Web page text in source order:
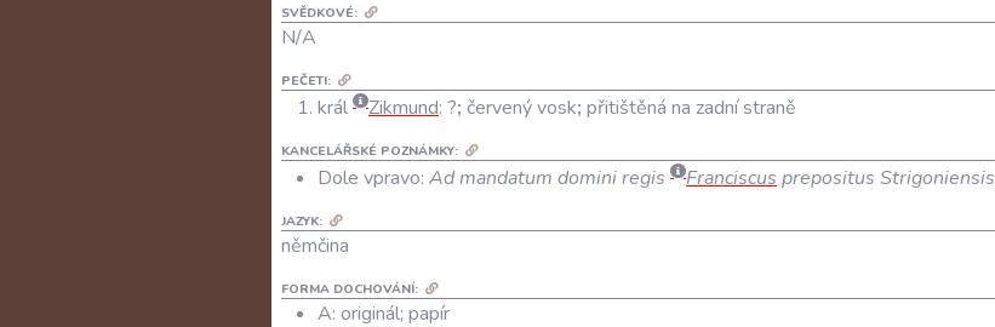
SVĚDKOVÉ:
N/A
PEČETI:
král Zikmund: ?; červený vosk; přitištěná na zadní straně
KANCELÁŘSKÉ POZNÁMKY:
Dole vpravo: Ad mandatum domini regis Franciscus prepositus Strigoniensis
JAZYK:
němčina
FORMA DOCHOVÁNÍ:
A: originál; papír